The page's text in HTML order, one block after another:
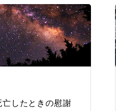
したときの慰謝